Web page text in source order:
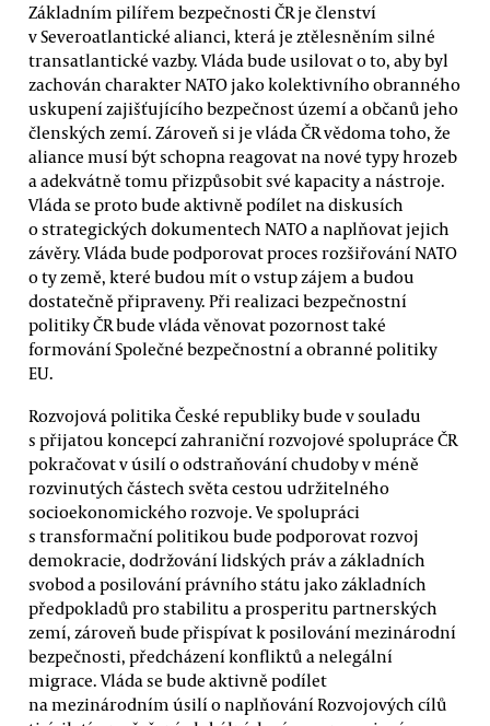
Základním pilířem bezpečnosti ČR je členství
v Severoatlantické alianci, která je ztělesněním silné
transatlantické vazby. Vláda bude usilovat o to, aby byl
zachován charakter NATO jako kolektivního obranného
uskupení zajišťujícího bezpečnost území a občanů jeho
členských zemí. Zároveň si je vláda ČR vědoma toho, že
aliance musí být schopna reagovat na nové typy hrozeb
a adekvátně tomu přizpůsobit své kapacity a nástroje.
Vláda se proto bude aktivně podílet na diskusích
o strategických dokumentech NATO a naplňovat jejich
závěry. Vláda bude podporovat proces rozšiřování NATO
o ty země, které budou mít o vstup zájem a budou
dostatečně připraveny. Při realizaci bezpečnostní
politiky ČR bude vláda věnovat pozornost také
formování Společné bezpečnostní a obranné politiky
EU.
Rozvojová politika České republiky bude v souladu
s přijatou koncepcí zahraniční rozvojové spolupráce ČR
pokračovat v úsilí o odstraňování chudoby v méně
rozvinutých částech světa cestou udržitelného
socioekonomického rozvoje. Ve spolupráci
s transformační politikou bude podporovat rozvoj
demokracie, dodržování lidských práv a základních
svobod a posilování právního státu jako základních
předpokladů pro stabilitu a prosperitu partnerských
zemí, zároveň bude přispívat k posilování mezinárodní
bezpečnosti, předcházení konfliktů a nelegální
migrace. Vláda se bude aktivně podílet
na mezinárodním úsilí o naplňování Rozvojových cílů